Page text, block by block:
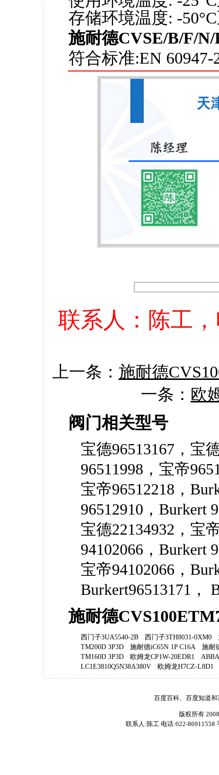
存储环境温度: -
施耐德CVSE/B/F/
符合标准:EN 60947-
联系人：陈工，
上一条： 施耐德
一条： 欧
阀门相关型号
宝德96513167，宝
96511998，宝帝
宝帝96512218，
96512910，Burkert
宝德22134932，宝
94102066，Burkert
宝帝94102066，
Burkert96513171，
施耐德
西门子3UA5540-2B 西门子3TH8031-0XM0
TM200D 3P3D
施耐德iC65N 1P C16A
施耐
TM160D 3P3D
欧姆龙CP1W-20EDR1
LC1E3810Q5N38A380V
欧姆龙H7CZ-L8D1
百度百科、百度知道
版权所有
联系人:陈工 电话:022-86911558